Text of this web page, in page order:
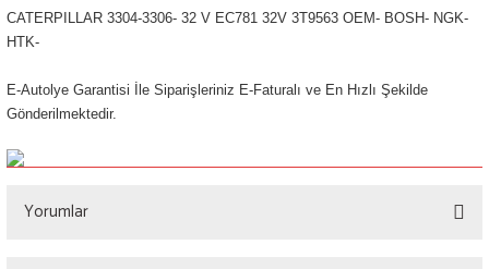
CATERPILLAR 3304-3306- 32 V EC781 32V 3T9563 OEM- BOSH- NGK-
HTK-
E-Autolye Garantisi İle Siparişleriniz E-Faturalı ve En Hızlı Şekilde
Gönderilmektedir.
Yorumlar